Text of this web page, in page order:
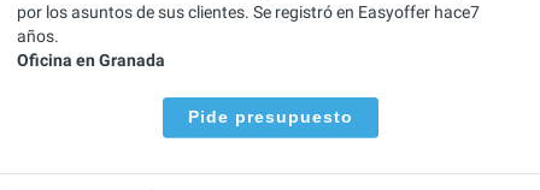
por los asuntos de sus clientes. Se registró en Easyoffer hace7
años.
Oficina en Granada
Pide presupuesto